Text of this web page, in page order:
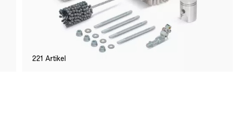
221 Artikel